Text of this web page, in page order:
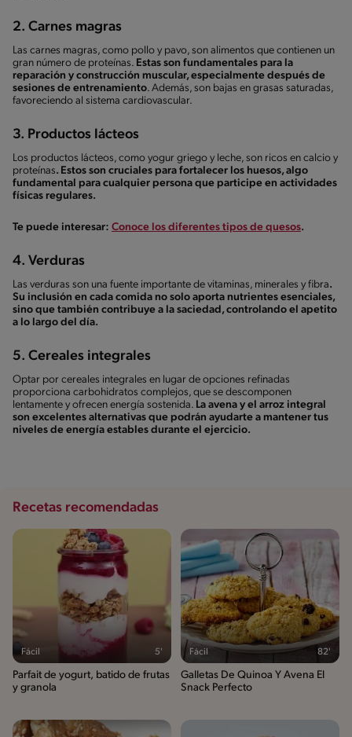
2. Carnes magras
Las carnes magras, como pollo y pavo, son alimentos que contienen un
gran número de proteínas. Estas son fundamentales para la
reparación y construcción muscular, especialmente después de
sesiones de entrenamiento. Además, son bajas en grasas saturadas,
favoreciendo al sistema cardiovascular.
3. Productos lácteos
Los productos lácteos, como yogur griego y leche, son ricos en calcio y
proteínas. Estos son cruciales para fortalecer los huesos, algo
fundamental para cualquier persona que participe en actividades
físicas regulares.
Te puede interesar: Conoce los diferentes tipos de quesos.
4. Verduras
Las verduras son una fuente importante de vitaminas, minerales y fibra.
Su inclusión en cada comida no solo aporta nutrientes esenciales,
sino que también contribuye a la saciedad, controlando el apetito
a lo largo del día.
5. Cereales integrales
Optar por cereales integrales en lugar de opciones refinadas
proporciona carbohidratos complejos, que se descomponen
lentamente y ofrecen energía sostenida. La avena y el arroz integral
son excelentes alternativas que podrán ayudarte a mantener tus
niveles de energía estables durante el ejercicio.
Recetas recomendadas
Fácil 5'
Parfait de yogurt, batido de frutas
y granola
Fácil 82'
Galletas De Quinoa Y Avena El
Snack Perfecto